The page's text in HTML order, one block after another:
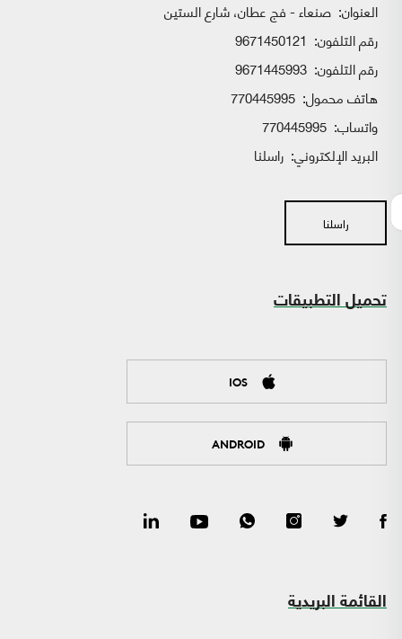
العنوان: صنعاء - فج عطان، شارع الستين
رقم التلفون: 9671450121
رقم التلفون: 9671445993
هاتف محمول: 770445995
واتساب:
البريد الإلكتروني: راسلنا
راسلنا
تحميل التطبيقات
IOS
ANDROID
القائمة البريدية